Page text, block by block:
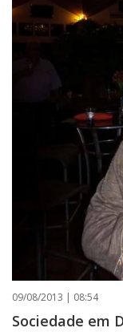
09/08/2013 | 08:54
Sociedade em